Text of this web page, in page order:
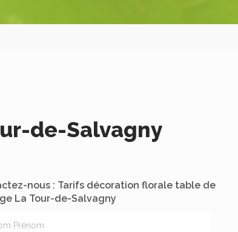
de-Salvagny
nous : Tarifs décoration florale table de
La Tour-de-Salvagny